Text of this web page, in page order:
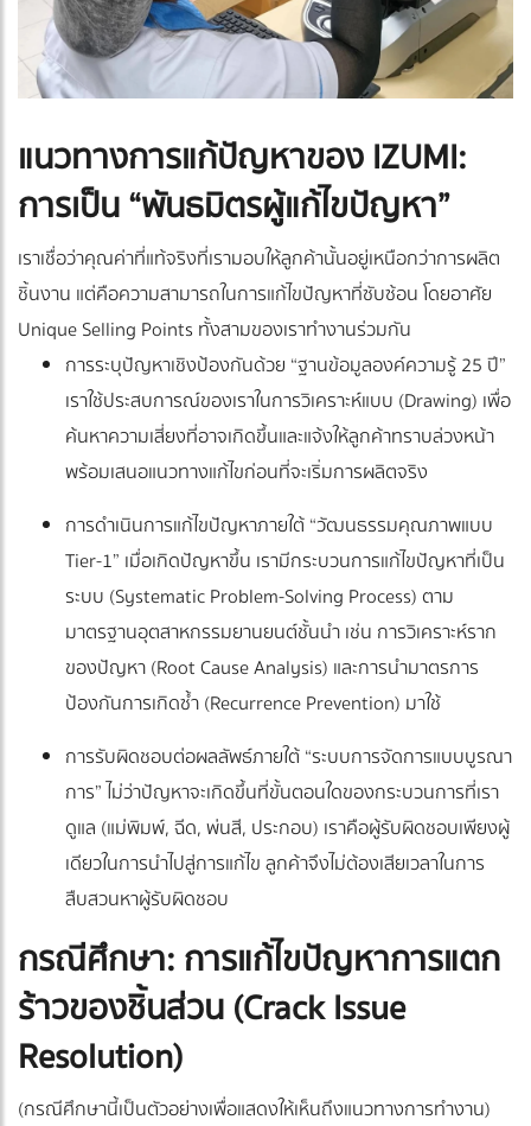
แนวทางการแก้ปัญหาของ IZUMI:
การเป็น “พันธมิตรผู้แก้ไขปัญหา”
เราเชื่อว่าคุณค่าที่แท้จริงที่เรามอบให้ลูกค้านั้นอยู่เหนือกว่าการผลิต
ชิ้นงาน แต่คือความสามารถในการแก้ไขปัญหาที่ซับซ้อน โดยอาศัย
Unique Selling Points ทั้งสามของเราทำงานร่วมกัน
การระบุปัญหาเชิงป้องกันด้วย “ฐานข้อมูลองค์ความรู้ 25 ปี”
เราใช้ประสบการณ์ของเราในการวิเคราะห์แบบ (Drawing) เพื่อ
ค้นหาความเสี่ยงที่อาจเกิดขึ้นและแจ้งให้ลูกค้าทราบล่วงหน้า
พร้อมเสนอแนวทางแก้ไขก่อนที่จะเริ่มการผลิตจริง
การดำเนินการแก้ไขปัญหาภายใต้ “วัฒนธรรมคุณภาพแบบ
Tier-1” เมื่อเกิดปัญหาขึ้น เรามีกระบวนการแก้ไขปัญหาที่เป็น
ระบบ (Systematic Problem-Solving Process) ตาม
มาตรฐานอุตสาหกรรมยานยนต์ชั้นนำ เช่น การวิเคราะห์ราก
ของปัญหา (Root Cause Analysis) และการนำมาตรการ
ป้องกันการเกิดซ้ำ (Recurrence Prevention) มาใช้
การรับผิดชอบต่อผลลัพธ์ภายใต้ “ระบบการจัดการแบบบูรณา
การ” ไม่ว่าปัญหาจะเกิดขึ้นที่ขั้นตอนใดของกระบวนการที่เรา
ดูแล (แม่พิมพ์, ฉีด, พ่นสี, ประกอบ) เราคือผู้รับผิดชอบเพียงผู้
เดียวในการนำไปสู่การแก้ไข ลูกค้าจึงไม่ต้องเสียเวลาในการ
สืบสวนหาผู้รับผิดชอบ
กรณีศึกษา: การแก้ไขปัญหาการแตก
ร้าวของชิ้นส่วน (Crack Issue
Resolution)
(กรณีศึกษานี้เป็นตัวอย่างเพื่อแสดงให้เห็นถึงแนวทางการทำงาน)